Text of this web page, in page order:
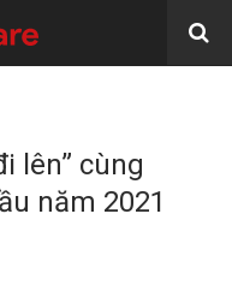
lên” cùng
năm 2021